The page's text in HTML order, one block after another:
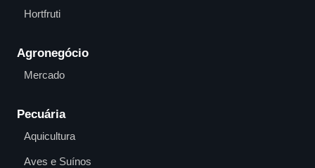
Hortfruti
Agronegócio
Mercado
Pecuária
Aquicultura
Aves e Suínos